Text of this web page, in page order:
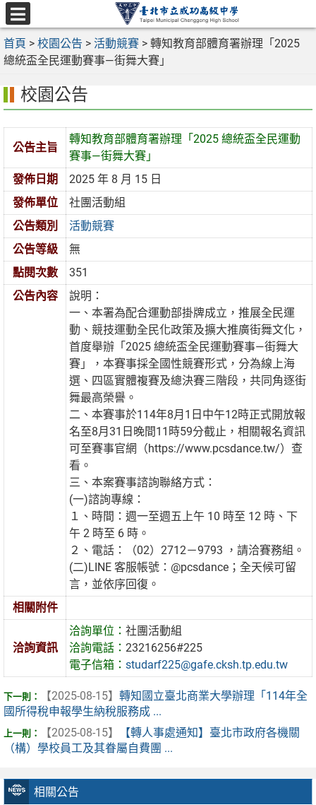
跳
至
主
要
區
選
單
首頁 > 校園公告 > 活動競賽 > 轉知教育部體育署辦理「2025
總統盃全民運動賽事—街舞大賽」
相關公告
校園公告
公告主旨
轉知教育部體育署辦理「2025 總統盃全民運動
賽事—街舞大賽」
發佈日期
2025 年 8 月 15 日
發佈單位
社團活動組
公告類別
活動競賽
公告等級
無
點閱次數
351
公告內容
說明：
一、本署為配合運動部掛牌成立，推展全民運
動、競技運動全民化政策及擴大推廣街舞文化，
首度舉辦「2025 總統盃全民運動賽事—街舞大
賽」，本賽事採全國性競賽形式，分為線上海
選、四區實體複賽及總決賽三階段，共同角逐街
舞最高榮譽。
二、本賽事於114年8月1日中午12時正式開放報
名至8月31日晚間11時59分截止，相關報名資訊
可至賽事官網（https://www.pcsdance.tw/）查
看。
三、本案賽事諮詢聯絡方式：
(一)諮詢專線：
１、時間：週一至週五上午 10 時至 12 時、下
午 2 時至 6 時。
２、電話：（02）2712－9793 ，請洽賽務組。
(二)LINE 客服帳號：@pcsdance；全天候可留
言，並依序回復。
相關附件
洽詢資訊
洽詢單位：社團活動組
洽詢電話：23216256#225
電子信箱：studarf225@gafe.cksh.tp.edu.tw
【2025-08-15】 轉知國立臺北商業大學辦理「114年全
國所得稅申報學生納稅服務成 ...
【2025-08-15】
【轉人事處通知】臺北市政府各機關
（構）學校員工及其眷屬自費團 ...